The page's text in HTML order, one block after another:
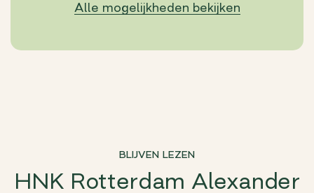
Alle mogelijkheden bekijken
BLIJVEN LEZEN
HNK Rotterdam Alexander